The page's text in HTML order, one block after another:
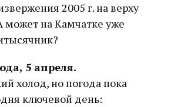
2005 г. на верху
может на Камчатке уже
5 апреля.
холод, но погода пока
ключевой день: